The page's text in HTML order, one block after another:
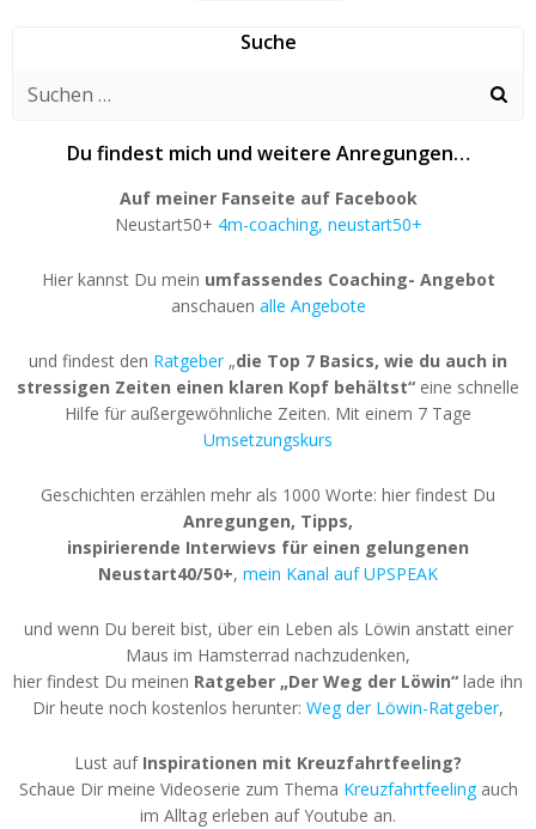
Suche
Du findest mich und weitere Anregungen…
Auf meiner Fanseite auf Facebook
Neustart50+ 4m-coaching, neustart50+
Hier kannst Du mein umfassendes Coaching- Angebot
anschauen alle Angebote
und findest den Ratgeber„die Top 7 Basics, wie du auch in
stressigen Zeiten einen klaren Kopf behältst“ eine schnelle
Hilfe für außergewöhnliche Zeiten. Mit einem 7 Tage
Umsetzungskurs
Geschichten erzählen mehr als 1000 Worte: hier findest Du
Anregungen, Tipps,
inspirierende Interwievs für einen gelungenen
Neustart40/50+, mein Kanal auf UPSPEAK
und wenn Du bereit bist, über ein Leben als Löwin anstatt einer
Maus im Hamsterrad nachzudenken,
hier findest Du meinen Ratgeber „Der Weg der Löwin“ lade ihn
Dir heute noch kostenlos herunter: Weg der Löwin-Ratgeber,
Lust auf Inspirationen mit Kreuzfahrtfeeling?
Schaue Dir meine Videoserie zum Thema Kreuzfahrtfeelingauch
im Alltag erleben auf Youtube an.